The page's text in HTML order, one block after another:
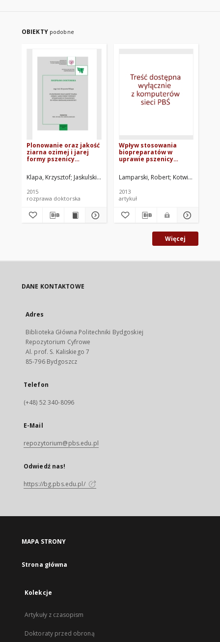
OBIEKTY podobne
Plonowanie oraz jakość
ziarna ozimej i jarej
formy pszenicy
stanowisku po późno
zbieranej kukurydzy
Klapa, Krzysztof Jaskulski, Dariusz. Promotor
2015
rozprawa doktorska
Wpływ stosowania
biopreparatów w
uprawie pszenicy
fitofagicznej
entomofauny
Lamparski, Robert Kotwica, Karol
2013
artykuł
Więcej
DANE KONTAKTOWE
Adres
Biblioteka Główna Politechniki Bydgoskiej
Repozytorium Cyfrowe
Al. prof. S. Kaliskiego 7
85-796 Bydgoszcz
Telefon
(+48) 52 340-8096
E-Mail
repozytorium@pbs.edu.pl
Odwiedź nas!
https://bg.pbs.edu.pl/
MAPA STRONY
Strona główna
Kolekcje
Artykuły z czasopism
Doktoraty przed obroną